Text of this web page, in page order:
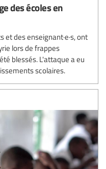
des écoles en
des enseignant·e·s, ont
lors de frappes
blessés. L'attaque a eu
scolaires.